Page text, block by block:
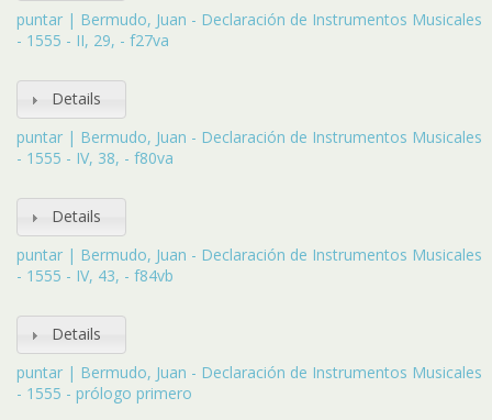
puntar | Bermudo, Juan - Declaración de Instrumentos Musicales
- 1555 - II, 29, - f27va
Details
puntar | Bermudo, Juan - Declaración de Instrumentos Musicales
- 1555 - IV, 38, - f80va
Details
puntar | Bermudo, Juan - Declaración de Instrumentos Musicales
- 1555 - IV, 43, - f84vb
Details
puntar | Bermudo, Juan - Declaración de Instrumentos Musicales
- 1555 - prólogo primero